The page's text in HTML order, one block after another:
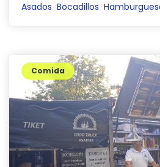
Asados Bocadillos
Comida